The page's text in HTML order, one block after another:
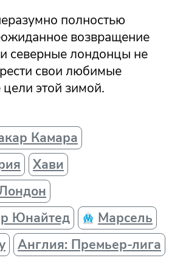
полностью
возвращение
северные лондонцы не
свои любимые
этой зимой.
Камара
Хави
Юнайтед
Марсель
Англия: Премьер-лига